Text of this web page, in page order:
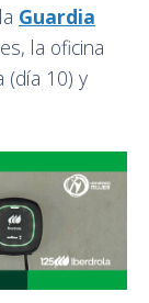
Guardia
la oficina
(día 10) y